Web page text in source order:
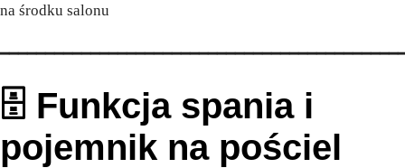
na środku salonu
🗄️ Funkcja spania i
pojemnik na pościel